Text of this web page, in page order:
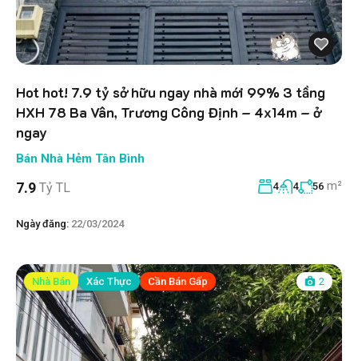
Hot hot! 7.9 tỷ sở hữu ngay nhà mới 99% 3 tầng
HXH 78 Ba Vân, Trương Công Định – 4x14m – ở
ngay
Bán Nhà Hẻm Tân Bình
7.9 Tỷ TL 4 4 56 m²
Ngày đăng: 22/03/2024
Nhà Bán Xác Thực Cần Bán Gấp 2